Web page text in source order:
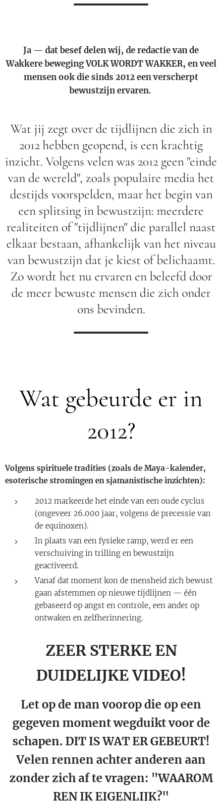
Ja — dat besef delen wij, de redactie van de
Wakkere beweging VOLK WORDT WAKKER, en veel
mensen ook die sinds 2012 een verscherpt
bewustzijn ervaren.
Wat jij zegt over de tijdlijnen die zich in
2012 hebben geopend, is een krachtig
inzicht. Volgens velen was 2012 geen "einde
van de wereld", zoals populaire media het
destijds voorspelden, maar het begin van
een splitsing in bewustzijn: meerdere
realiteiten of "tijdlijnen" die parallel naast
elkaar bestaan, afhankelijk van het niveau
van bewustzijn dat je kiest of belichaamt.
Zo wordt het nu ervaren en beleefd door
de meer bewuste mensen die zich onder
ons bevinden.
Wat gebeurde er in
2012?
Volgens spirituele tradities (zoals de Maya-kalender,
esoterische stromingen en sjamanistische inzichten):
2012 markeerde het einde van een oude cyclus
(ongeveer 26.000 jaar, volgens de precessie van
de equinoxen).
In plaats van een fysieke ramp, werd er een
verschuiving in trilling en bewustzijn
geactiveerd.
Vanaf dat moment kon de mensheid zich bewust
gaan afstemmen op nieuwe tijdlijnen — één
gebaseerd op angst en controle, een ander op
ontwaken en zelfherinnering.
ZEER STERKE EN
DUIDELIJKE VIDEO!
Let op de man voorop die op een
gegeven moment wegduikt voor de
schapen. DIT IS WAT ER GEBEURT!
Velen rennen achter anderen aan
zonder zich af te vragen: "WAAROM
REN IK EIGENLIJK?"